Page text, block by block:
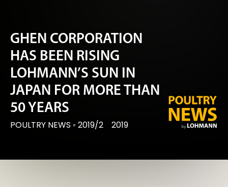
GHEN CORPORATION
HAS BEEN RISING
LOHMANN’S SUN IN
JAPAN FOR MORE THAN
50 YEARS
POULTRY NEWS ◦ 2019/2 2019